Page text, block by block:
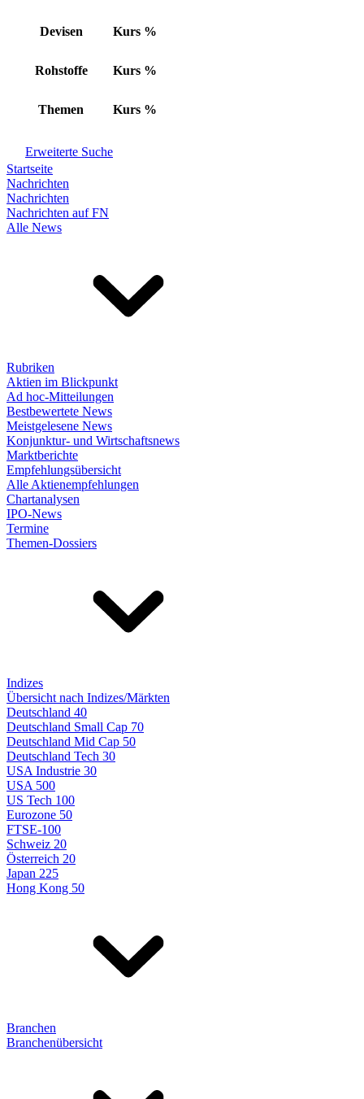
Devisen Kurs %
Rohstoffe Kurs %
Themen Kurs %
Erweiterte Suche
Startseite
Nachrichten
Nachrichten
Nachrichten auf FN
Alle News
Rubriken
Aktien im Blickpunkt
Ad hoc-Mitteilungen
Bestbewertete News
Meistgelesene News
Konjunktur- und Wirtschaftsnews
Marktberichte
Empfehlungsübersicht
Alle Aktienempfehlungen
Chartanalysen
IPO-News
Termine
Themen-Dossiers
Indizes
Übersicht nach Indizes/Märkten
Deutschland 40
Deutschland Small Cap 70
Deutschland Mid Cap 50
Deutschland Tech 30
USA Industrie 30
USA 500
US Tech 100
Eurozone 50
FTSE-100
Schweiz 20
Österreich 20
Japan 225
Hong Kong 50
Branchen
Branchenübersicht